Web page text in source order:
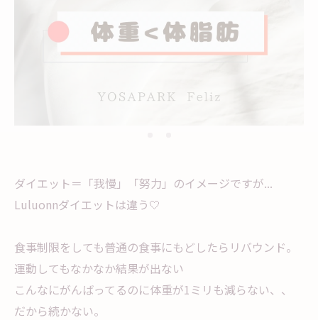
ダイエット＝「我慢」「努力」のイメージですが...
Luluonnダイエットは違う🤍
食事制限をしても普通の食事にもどしたらリバウンド。
運動してもなかなか結果が出ない
こんなにがんばってるのに体重が1ミリも減らない、、
だから続かない。